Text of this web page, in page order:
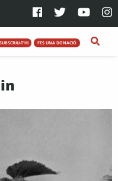
SUBSCRIU-T'HI FES UNA DONACIÓ